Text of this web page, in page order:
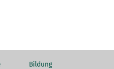
Bildung